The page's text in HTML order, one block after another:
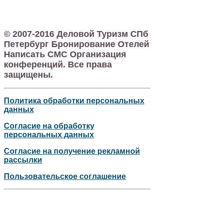
© 2007-2016 Деловой Туризм СПб
Петербург Бронирование Отелей
Написать СМС Организация
конференций. Все права
защищены.
Политика обработки персональных
данных
Согласие на обработку
персональных данных
Согласие на получение рекламной
рассылки
Пользовательское соглашение